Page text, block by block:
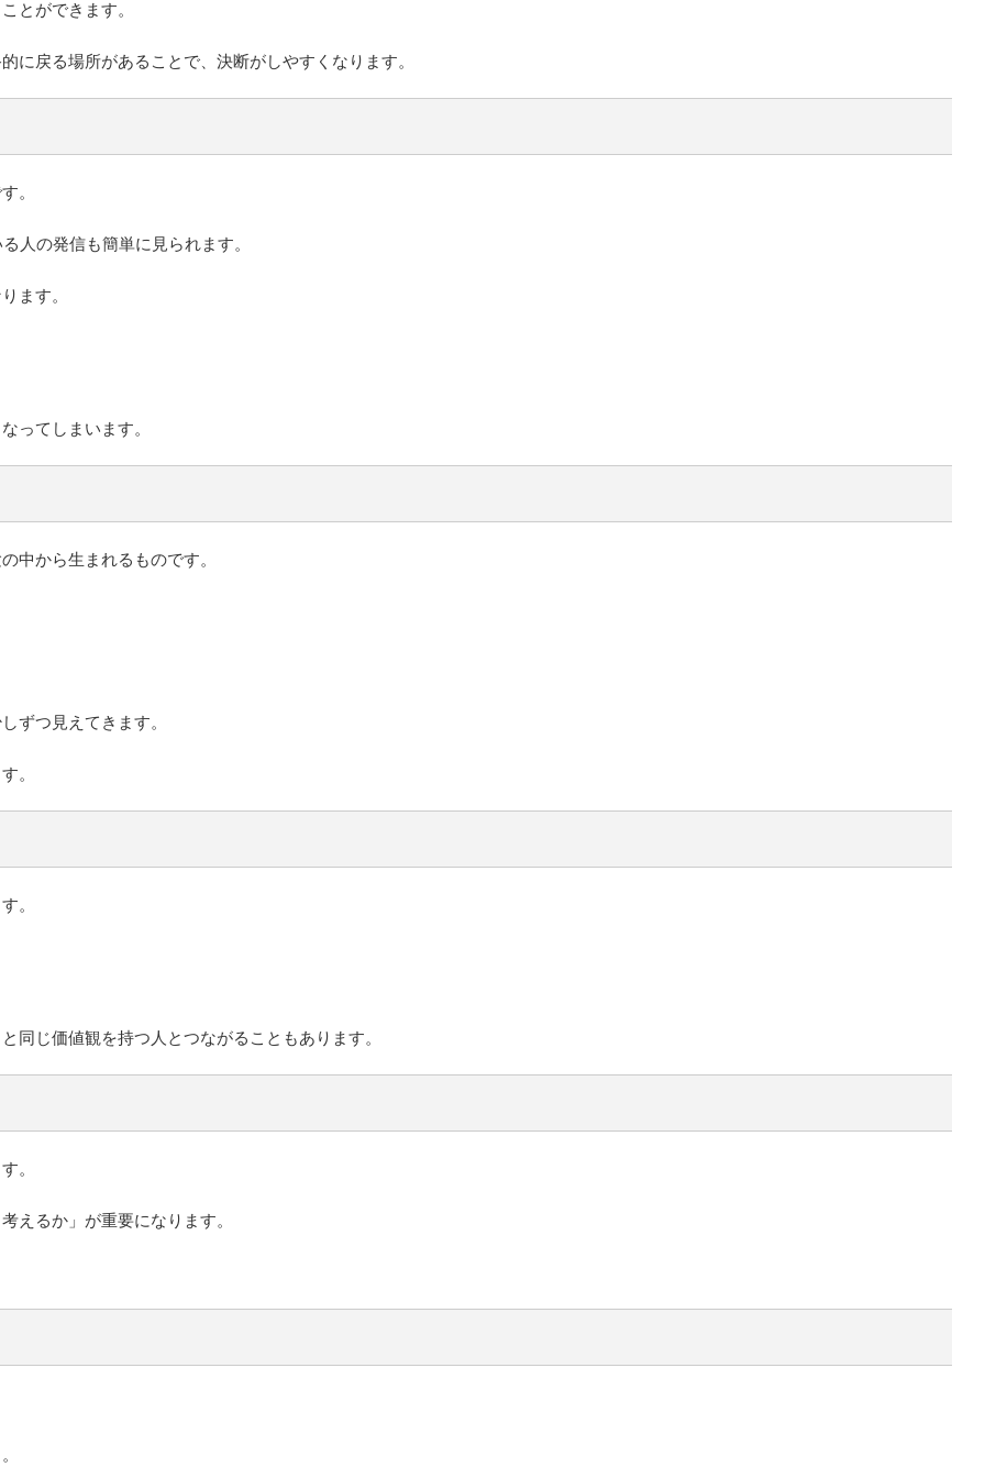
とができます。
に戻る場所があることで、決断がしやすくなります。
。
人の発信も簡単に見られます。
ます。
ってしまいます。
中から生まれるものです。
ずつ見えてきます。
。
。
同じ価値観を持つ人とつながることもあります。
。
えるか」が重要になります。